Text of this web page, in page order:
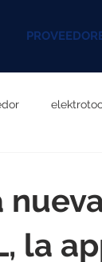
P027000
P041000
la